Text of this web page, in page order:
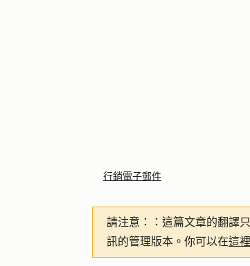
行銷電子郵件
請注意：
：這篇文章的翻譯
訊的管理版本。你可以在這裡